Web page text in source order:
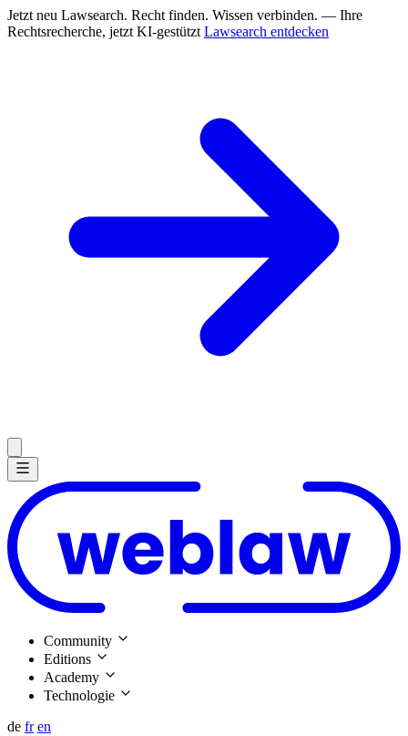
Jetzt neu Lawsearch. Recht finden. Wissen verbinden. — Ihre
Rechtsrecherche, jetzt KI-gestützt Lawsearch entdecken
Community
Editions
Academy
Technologie
de fr en